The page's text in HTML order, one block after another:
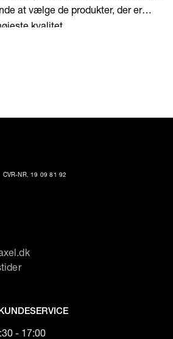
at vælge de produkter, der er
kvalitet.
CVR-NR. 19 09 81 92
- 17:00